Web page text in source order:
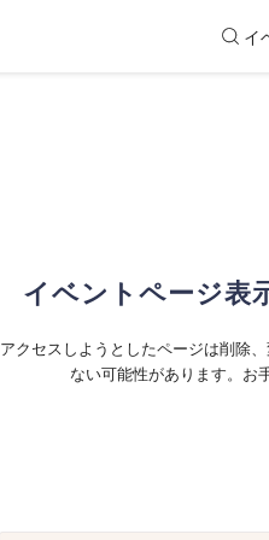
イ
イベントページ表
アクセスしようとしたページは削除
ない可能性があります。お